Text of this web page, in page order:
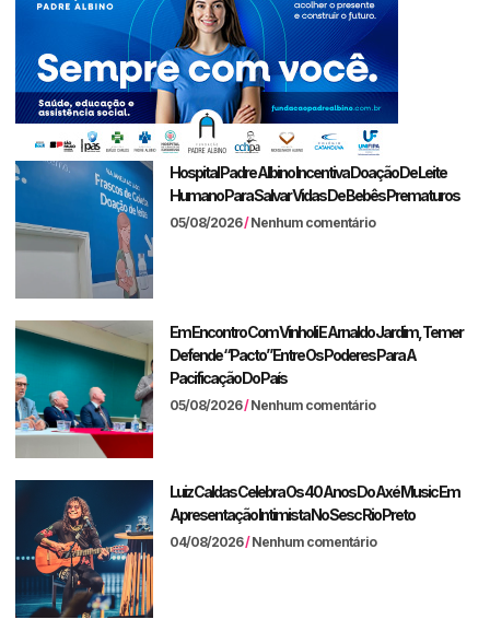
Hospital Padre Albino Incentiva Doação De Leite
Humano Para Salvar Vidas De Bebês Prematuros
05/08/2026 Nenhum comentário
Em Encontro Com Vinholi E Arnaldo Jardim, Temer
Defende “pacto” Entre Os Poderes Para A
Pacificação Do País
05/08/2026 Nenhum comentário
Luiz Caldas Celebra Os 40 Anos Do Axé Music Em
Apresentação Intimista No Sesc Rio Preto
04/08/2026 Nenhum comentário